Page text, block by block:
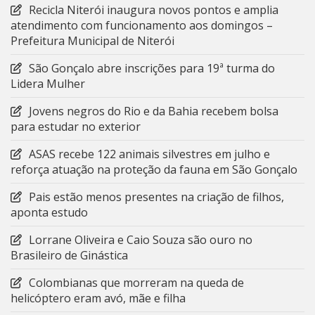
Recicla Niterói inaugura novos pontos e amplia
atendimento com funcionamento aos domingos –
Prefeitura Municipal de Niterói
São Gonçalo abre inscrições para 19ª turma do
Lidera Mulher
Jovens negros do Rio e da Bahia recebem bolsa
para estudar no exterior
ASAS recebe 122 animais silvestres em julho e
reforça atuação na proteção da fauna em São Gonçalo
Pais estão menos presentes na criação de filhos,
aponta estudo
Lorrane Oliveira e Caio Souza são ouro no
Brasileiro de Ginástica
Colombianas que morreram na queda de
helicóptero eram avó, mãe e filha